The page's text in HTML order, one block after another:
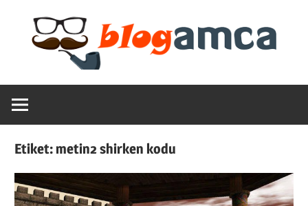
content
Blogamca
2025
Haber,
Blogların
Amcası
Etiket:metin2 shirken kodu